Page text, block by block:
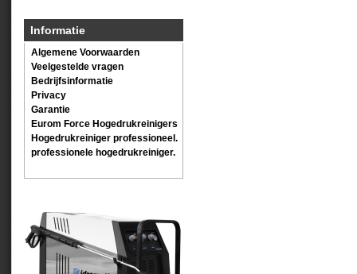
Informatie
Algemene Voorwaarden
Veelgestelde vragen
Bedrijfsinformatie
Privacy
Garantie
Eurom Force Hogedrukreinigers
Hogedrukreiniger professioneel.
professionele hogedrukreiniger.